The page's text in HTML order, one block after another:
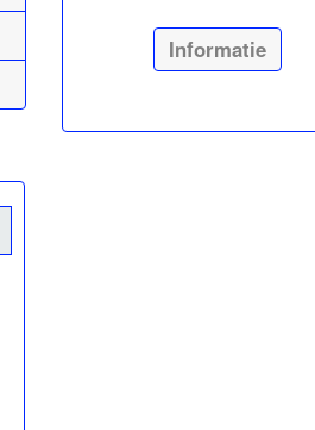
Informatie